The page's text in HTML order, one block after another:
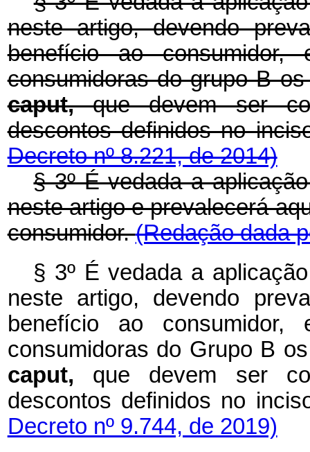
neste artigo, devendo
benefício ao consumidor,
consumidoras do grupo B
caput,que devem ser
descontos definidos no
Decreto nº 8.221, de 2014)
§ 3º É vedada a
neste artigo e prevalecerá
consumidor.(Redação dada
§ 3º É vedada a
neste artigo, devendo
benefício ao consumidor,
consumidoras do Grupo B
caput, que devem ser
descontos definidos no
Decreto nº 9.744, de 2019)